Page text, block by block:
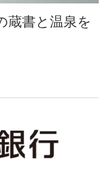
蔵書と温泉を